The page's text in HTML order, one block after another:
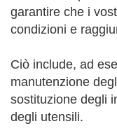
garantire che i
condizioni e
Ciò include, ad
manutenzione
sostituzione degli
degli utensili.